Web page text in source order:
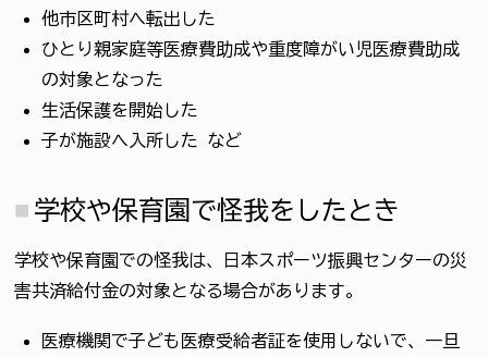
他市区町村へ転出した
ひとり親家庭等医療費助成や重度障がい児医療費助成
の対象となった
生活保護を開始した
子が施設へ入所した など
学校や保育園で怪我をしたとき
学校や保育園での怪我は、日本スポーツ振興センターの災
害共済給付金の対象となる場合があります。
医療機関で子ども医療受給者証を使用しないで、一旦